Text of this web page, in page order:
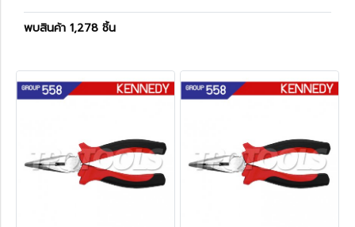
พบสินค้า 1,278 ชิ้น